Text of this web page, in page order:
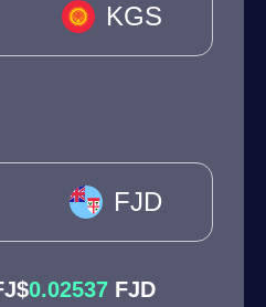
KGS
FJD
0.02537 FJD